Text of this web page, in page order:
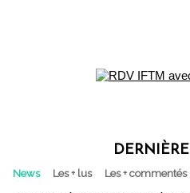
DERNIÈRE
News Les + lus Les + commentés